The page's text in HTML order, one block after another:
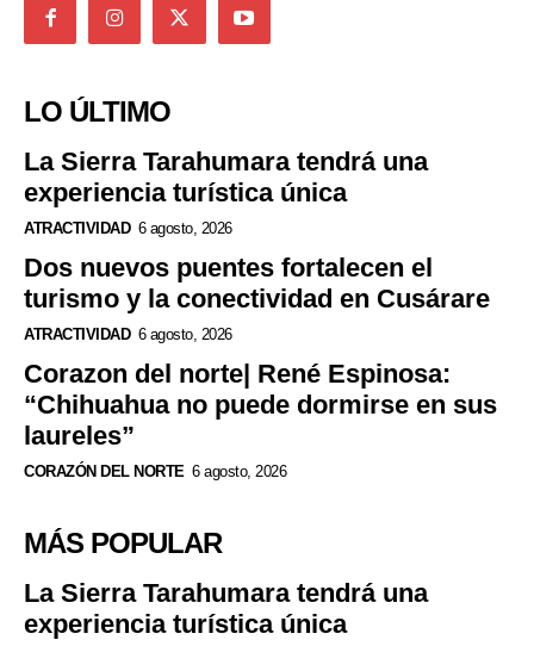
LO ÚLTIMO
La Sierra Tarahumara tendrá una
experiencia turística única
ATRACTIVIDAD 6 agosto, 2026
Dos nuevos puentes fortalecen el
turismo y la conectividad en Cusárare
ATRACTIVIDAD 6 agosto, 2026
Corazon del norte| René Espinosa:
“Chihuahua no puede dormirse en sus
laureles”
CORAZÓN DEL NORTE 6 agosto, 2026
MÁS POPULAR
La Sierra Tarahumara tendrá una
experiencia turística única